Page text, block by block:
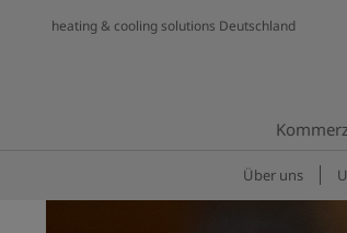
heating & cooling solutions Deutschland
Über uns